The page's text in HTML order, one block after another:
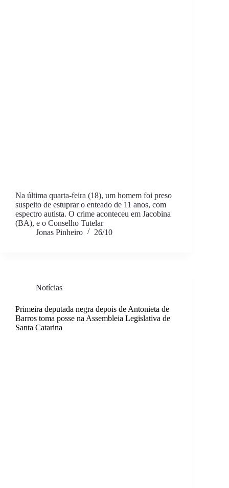
Na última quarta-feira (18), um homem foi preso
suspeito de estuprar o enteado de 11 anos, com
espectro autista. O crime aconteceu em Jacobina
(BA), e o Conselho Tutelar
Jonas Pinheiro
26/10
Notícias
Primeira deputada negra depois de Antonieta de
Barros toma posse na Assembleia Legislativa de
Santa Catarina